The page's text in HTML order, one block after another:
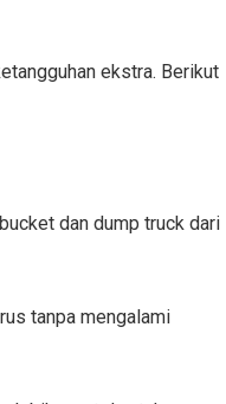
ekstra. Berikut
dan dump truck dari
tanpa mengalami